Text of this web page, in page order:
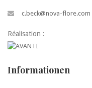
c.beck@nova-flore.com
Réalisation :
Informationen